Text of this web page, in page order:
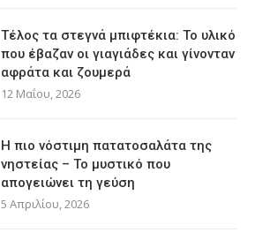
Τέλος τα στεγνά μπιφτέκια: Το υλικό
που έβαζαν οι γιαγιάδες και γίνονταν
αφράτα και ζουμερά
12 Μαΐου, 2026
Η πιο νόστιμη πατατοσαλάτα της
νηστείας – Το μυστικό που
απογειώνει τη γεύση
5 Απριλίου, 2026